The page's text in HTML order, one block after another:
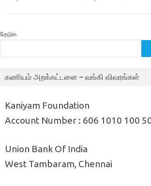
தேடுக
கணியம் அறக்கட்டளை – வங்கி விவரங்கள்
Kaniyam Foundation
Account Number : 606 1010 100
Union Bank Of India
West Tambaram, Chennai